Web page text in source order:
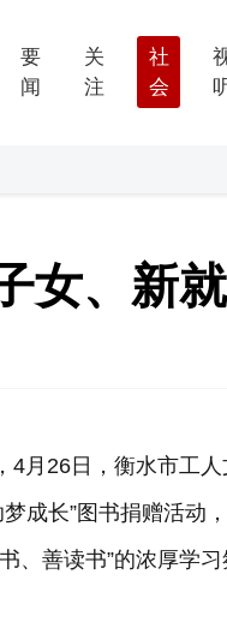
要
闻
关
注
社
会
女、新
月26日，衡水市工
成长”图书捐赠活动
、善读书”的浓厚学习